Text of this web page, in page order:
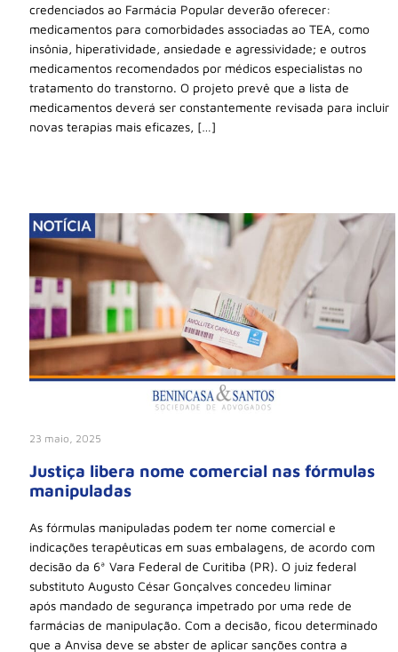
credenciados ao Farmácia Popular deverão oferecer:
medicamentos para comorbidades associadas ao TEA, como
insônia, hiperatividade, ansiedade e agressividade; e outros
medicamentos recomendados por médicos especialistas no
tratamento do transtorno. O projeto prevê que a lista de
medicamentos deverá ser constantemente revisada para incluir
novas terapias mais eficazes, […]
23 maio, 2025
Justiça libera nome comercial nas fórmulas
manipuladas
As fórmulas manipuladas podem ter nome comercial e
indicações terapêuticas em suas embalagens, de acordo com
decisão da 6ª Vara Federal de Curitiba (PR). O juiz federal
substituto Augusto César Gonçalves concedeu liminar
após mandado de segurança impetrado por uma rede de
farmácias de manipulação. Com a decisão, ficou determinado
que a Anvisa deve se abster de aplicar sanções contra a